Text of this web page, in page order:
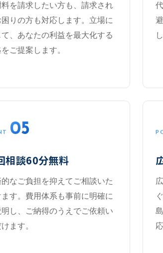
を請求したい方も、請求され
困りの方も対応します。立場に
て、あなたの利益を最大化する
ご提案します。
05
相談60分無料
なご負担を抑えてご相談いた
ます。費用体系も事前に明確に
明し、ご納得のうえでご依頼い
ます。